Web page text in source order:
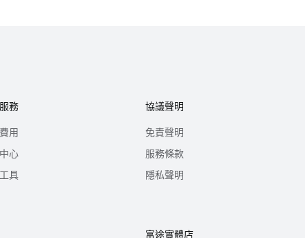
務
用
心
具
協議聲明
免責聲明
服務條款
隱私聲明
富途實體店